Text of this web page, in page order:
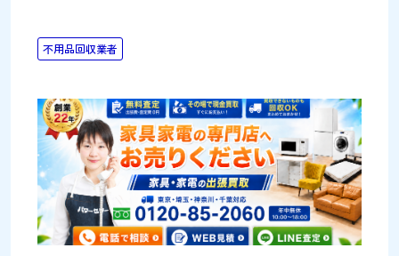
須」と言って電話・メールで金額を提示しない業者、「〇
〇円〜」と金額を確定させない業者は避ける。事前に料金
にしてください） 搬出条件は最初から正確に伝える。タ
ンス・ソファなどサイズに個体差がある品目は事前に寸法
を測定し、階数・エレベーターの有無・玄関から道路まで
の距離を伝えると見積もりが正確になる 万一の建物破損
に備え、賠償保険のある業者を選ぶとトラブルを避けられ
ます。小平市は花小金井のマンションから小川町の戸建て
まで搬出環境が多様なため、保険の有無は重要です 小平
不用品回収業者